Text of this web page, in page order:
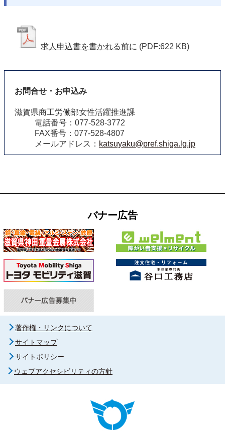
求人申込書を書かれる前に (PDF:622 KB)
お問合せ・お申込み
滋賀県商工労働部女性活躍推進課
電話番号：077-528-3772
FAX番号：077-528-4807
メールアドレス： katsuyaku@pref.shiga.lg.jp
バナー広告
著作権・リンクについて
サイトマップ
サイトポリシー
ウェブアクセシビリティの方針